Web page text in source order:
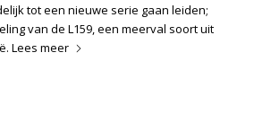
tot een nieuwe serie gaan leiden;
van de L159, een meerval soort uit
Lees meer